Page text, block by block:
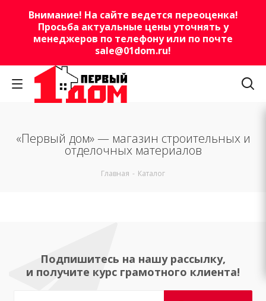
Внимание! На сайте ведется переоценка!
Просьба актуальные цены уточнять у
менеджеров по телефону или по почте
sale@01dom.ru!
«Первый дом» — магазин строительных и
отделочных материалов
Главная - Каталог
Подпишитесь на нашу рассылку,
и получите курс грамотного клиента!